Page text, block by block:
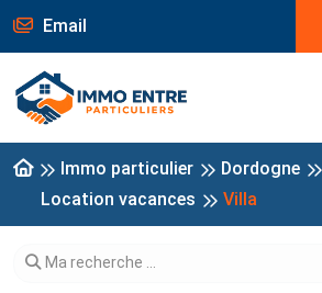
Email
Immo particulier Dordogne
Location vacances
Villa
Modifier votre recherche
Ma recherche ...